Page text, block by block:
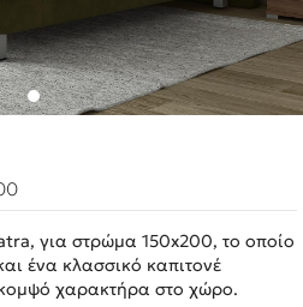
για στρώμα 150x200, το οποίο
ένα κλασσικό καπιτονέ
χαρακτήρα στο χώρο.